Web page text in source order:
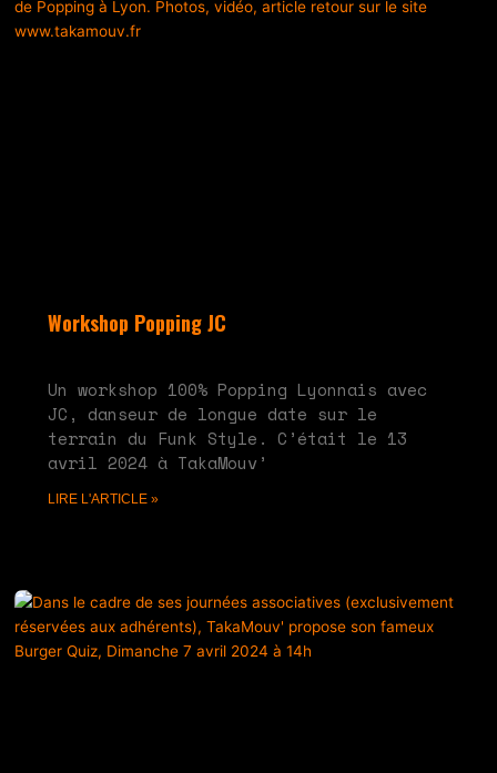
Workshop Popping JC
Un workshop 100% Popping Lyonnais avec
JC, danseur de longue date sur le
terrain du Funk Style. C’était le 13
avril 2024 à TakaMouv’
LIRE L'ARTICLE »